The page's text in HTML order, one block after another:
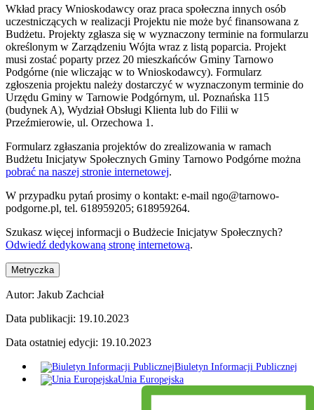
Wkład pracy Wnioskodawcy oraz praca społeczna innych osób
uczestniczących w realizacji Projektu nie może być finansowana z
Budżetu. Projekty zgłasza się w wyznaczony terminie na formularzu
określonym w Zarządzeniu Wójta wraz z listą poparcia. Projekt
musi zostać poparty przez 20 mieszkańców Gminy Tarnowo
Podgórne (nie wliczając w to Wnioskodawcy). Formularz
zgłoszenia projektu należy dostarczyć w wyznaczonym terminie do
Urzędu Gminy w Tarnowie Podgórnym, ul. Poznańska 115
(budynek A), Wydział Obsługi Klienta lub do Filii w
Przeźmierowie, ul. Orzechowa 1.
Formularz zgłaszania projektów do zrealizowania w ramach
Budżetu Inicjatyw Społecznych Gminy Tarnowo Podgórne można
pobrać na naszej stronie internetowej.
W przypadku pytań prosimy o kontakt: e-mail ngo@tarnowo-
podgorne.pl, tel. 618959205; 618959264.
Szukasz więcej informacji o Budżecie Inicjatyw Społecznych?
Odwiedź dedykowaną stronę internetową.
Metryczka
Autor: Jakub Zachciał
Data publikacji: 19.10.2023
Data ostatniej edycji: 19.10.2023
Biuletyn Informacji Publicznej
Unia Europejska